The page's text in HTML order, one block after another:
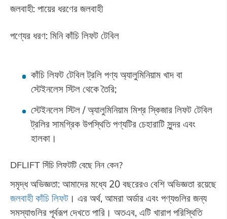
জলবাহী: পায়ের ধরণের জলবাহী
পণ্যের ধরণ: মিনি কাঁচি লিফট টেবিল
কাঁচি লিফট টেবিল ট্রলি পণ্য অ্যালুমিনিয়াম খাদ বা
স্টেইনলেস স্টিল থেকে তৈরি;
স্টেইনলেস স্টিল / অ্যালুমিনিয়াম মিশ্র স্কিজার লিফট টেবিল
ট্রলির সামগ্রিক উপস্থিতি পণ্যটির চেহারাটি সুন্দর এবং
হালকা।
DFLIFT সিঁচি লিফটটি বেছে নিন কেন?
সমৃদ্ধ অভিজ্ঞতা: আমাদের মধ্যে 20 বছরেরও বেশি অভিজ্ঞতা রয়েছে
জলবাহী কাঁচি লিফট। এর অর্থ, আমরা অর্ডার এবং পণ্যগুলির জন্য
সমস্যাগুলির পূর্বরূপ দেখতে পারি। অতএব, এটি খারাপ পরিস্থিতি